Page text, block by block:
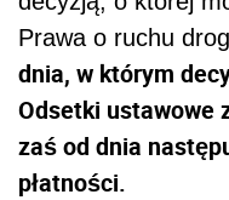
Prawa o ruchu
dnia, w którym
Odsetki ustawowe
zaś od dnia
płatności.